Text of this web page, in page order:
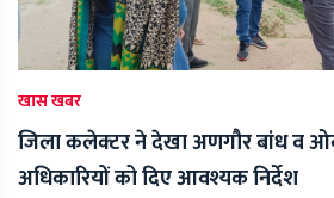
खास खबर
जिला कलेक्टर ने देखा अणगौर बांध व
अधिकारियों को दिए आवश्यक निर्देश